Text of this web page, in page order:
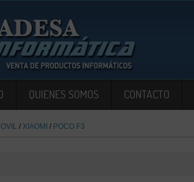
QUIENES SOMOS CONTACTO
/ XIAOMI / POCO F3